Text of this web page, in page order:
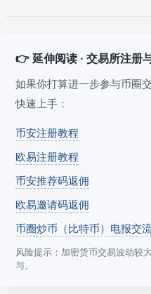
👉 延伸阅读 · 交易所注册
如果你打算进一步参与币圈
快速上手：
币安注册教程
欧易注册教程
币安推荐码返佣
欧易邀请码返佣
币圈炒币（比特币）电报交
风险提示：加密货币交易波动较
与。